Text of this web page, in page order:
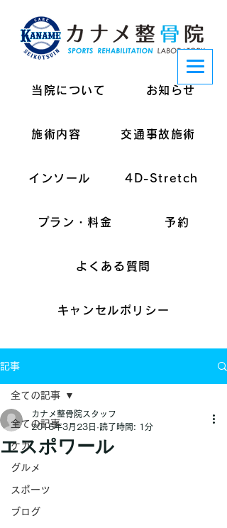
当院について お知らせ
施術内容 交通事故施術
インソール 4D-Stretch
プラン・料金 予約
よくある質問
キャンセルポリシー
記事
全ての記事
ケガ
グルメ
スポーツ
ブログ
全ての記事
エスポワール
カナメ整骨院スタッフ
2016年3月23日 読了時間: 1分